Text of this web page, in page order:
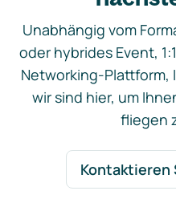
Unabhängig vom
oder hybrides Event,
Networking-
wir sind hier, um
fliegen
Kontaktieren